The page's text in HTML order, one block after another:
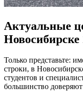
Актуальные
Новосибирске
Только представьте:
строки, в
студентов и
большинство